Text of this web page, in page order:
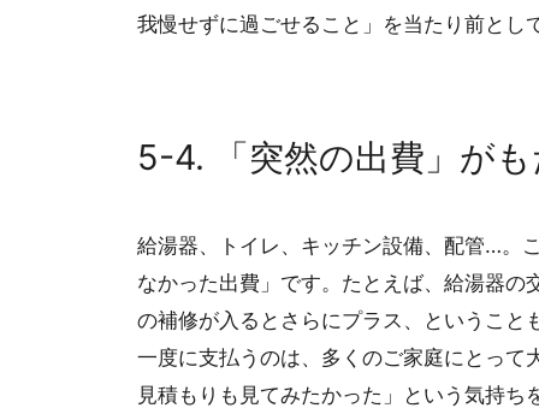
我慢せずに過ごせること」を当たり前とし
5-4. 「突然の出費」が
給湯器、トイレ、キッチン設備、配管…。
なかった出費」です。たとえば、給湯器
の補修が入るとさらにプラス、というこ
一度に支払うのは、多くのご家庭にとっ
見積もりも見てみたかった」という気持